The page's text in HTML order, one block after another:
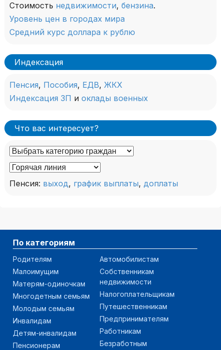
Стоимость недвижимости, бензина.
Уровень цен в городах мира
Средний курс доллара к рублю
Индексация
Пенсия, Пособия, ЕДВ, ЖКХ
Индексация ЗП и оклады военных
Что вас интересует?
Пенсия: выход, график выплаты, доплаты
По категориям
Родителям
Малоимущим
Матерям-одиночкам
Многодетным семьям
Молодым семьям
Инвалидам
Детям-инвалидам
Пенсионерам
Автомобилистам
Собственникам
недвижимости
Налогоплательщикам
Путешественникам
Предпринимателям
Работникам
Безработным